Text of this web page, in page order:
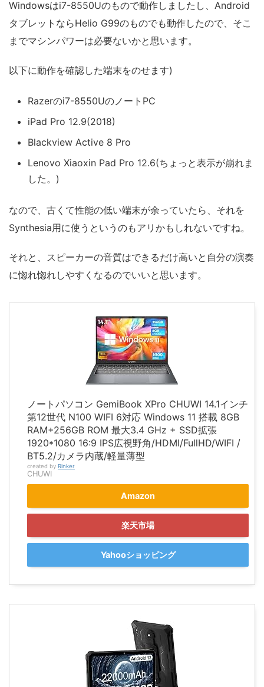
Windowsはi7-8550Uのもので動作しましたし、Android
タブレットならHelio G99のものでも動作したので、そこ
までマシンパワーは必要ないかと思います。
以下に動作を確認した端末をのせます)
Razerのi7-8550UのノートPC
iPad Pro 12.9(2018)
Blackview Active 8 Pro
Lenovo Xiaoxin Pad Pro 12.6(ちょっと表示が崩れま
した。)
なので、古くて性能の低い端末が余っていたら、それを
Synthesia用に使うというのもアリかもしれないですね。
それと、スピーカーの音質はできるだけ高いと自分の演奏
に惚れ惚れしやすくなるのでいいと思います。
ノートパソコン GemiBook XPro CHUWI 14.1インチ
第12世代 N100 WIFI 6対応 Windows 11 搭載 8GB
RAM+256GB ROM 最大3.4 GHz + SSD拡張
1920*1080 16:9 IPS広視野角/HDMI/FullHD/WIFI /
BT5.2/カメラ内蔵/軽量薄型
created by Rinker
CHUWI
Amazon
楽天市場
Yahooショッピング